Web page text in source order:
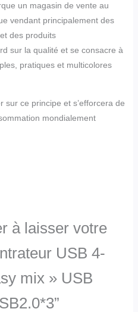
un magasin de vente au
vendant principalement des
des produits
sur la qualité et se consacre à
pratiques et multicolores
sur ce principe et s’efforcera de
mondialement
à laisser votre
USB 4-
mix » USB